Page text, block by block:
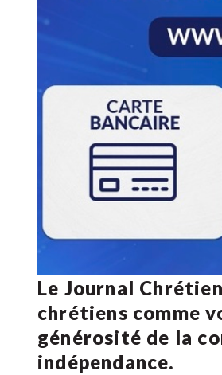
Le Journal
chrétiens comme
générosité de la
indépendance.